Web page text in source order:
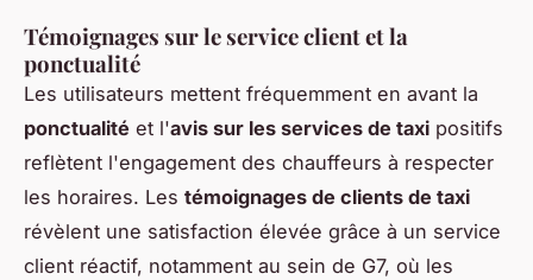
Témoignages sur le service client et la
ponctualité
Les utilisateurs mettent fréquemment en avant la
ponctualité et l'avis sur les services de taxi positifs
reflètent l'engagement des chauffeurs à respecter
les horaires. Les témoignages de clients de taxi
révèlent une satisfaction élevée grâce à un service
client réactif, notamment au sein de G7, où les